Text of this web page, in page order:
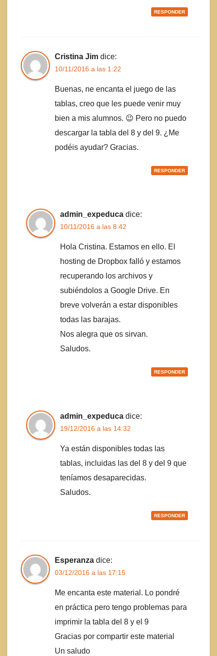
RESPONDER
Cristina Jim dice:
10/11/2016 a las 1:22
Buenas, ne encanta el juego de las
tablas, creo que les puede venir muy
bien a mis alumnos. 😉 Pero no puedo
descargar la tabla del 8 y del 9. ¿Me
podéis ayudar? Gracias.
RESPONDER
admin_expeduca dice:
10/11/2016 a las 8:42
Hola Cristina. Estamos en ello. El
hosting de Dropbox falló y estamos
recuperando los archivos y
subiéndolos a Google Drive. En
breve volverán a estar disponibles
todas las barajas.
Nos alegra que os sirvan.
Saludos.
RESPONDER
admin_expeduca dice:
19/12/2016 a las 14:32
Ya están disponibles todas las
tablas, incluidas las del 8 y del 9 que
teníamos desaparecidas.
Saludos.
RESPONDER
Esperanza dice:
03/12/2016 a las 17:15
Me encanta este material. Lo pondré
en práctica pero tengo problemas para
imprimir la tabla del 8 y el 9
Gracias por compartir este material
Un saludo